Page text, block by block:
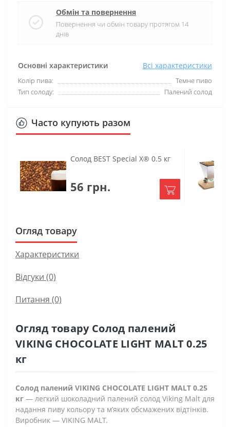
Основні характеристики Всі характеристики
Колір пива:
Темне пиво
Тип солоду:
Палений солод
Обмін та повернення
Повернення чи обмін товару протягом 14
днів
Часто купують разом
Солод BEST Special X® 0.5 кг
56 грн.
Огляд товару
Характеристики
Відгуки (0)
Питання (0)
Огляд товару Солод палений
VIKING CHOCOLATE LIGHT MALT 0.25
кг
Солод палений VIKING CHOCOLATE LIGHT MALT 0.25
кг — легкий шоколадний палений солод Viking Malt для
надання пиву кольору та м’яких обсмажених відтінків.
Виробник — VIKING MALT.